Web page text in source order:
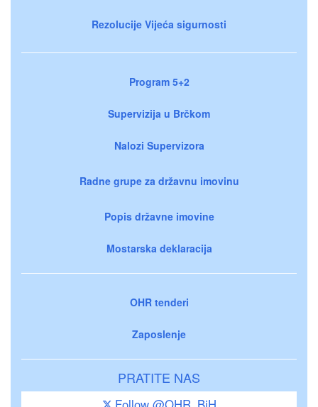
Rezolucije Vijeća sigurnosti
Program 5+2
Supervizija u Brčkom
Nalozi Supervizora
Radne grupe za državnu imovinu
Popis državne imovine
Mostarska deklaracija
OHR tenderi
Zaposlenje
PRATITE NAS